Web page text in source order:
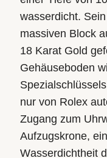
wasserdicht.
massiven Block
18 Karat Gold
Gehäuseboden
nur von Rolex
Zugang zum
Aufzugskrone,
Wasserdichtheit